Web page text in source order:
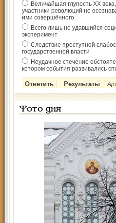
Величайшая глупость ХХ
участники революций не
ими совершённого
Всего лишь не удавшийся
эксперимент
Следствие преступной
государственной власти
Неудачное стечение
котором события развивались
Фото дня